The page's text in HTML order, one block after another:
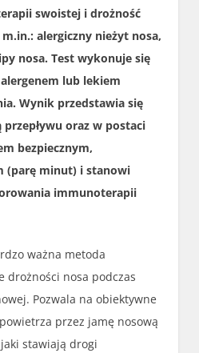
swoistej i drożność
alergiczny nieżyt nosa,
nosa. Test wykonuje się
lub lekiem
Wynik przedstawia się
oraz w postaci
bezpiecznym,
(parę minut) i stanowi
immunoterapii
ważna metoda
drożności nosa podczas
Pozwala na obiektywne
przez jamę nosową
stawiają drogi